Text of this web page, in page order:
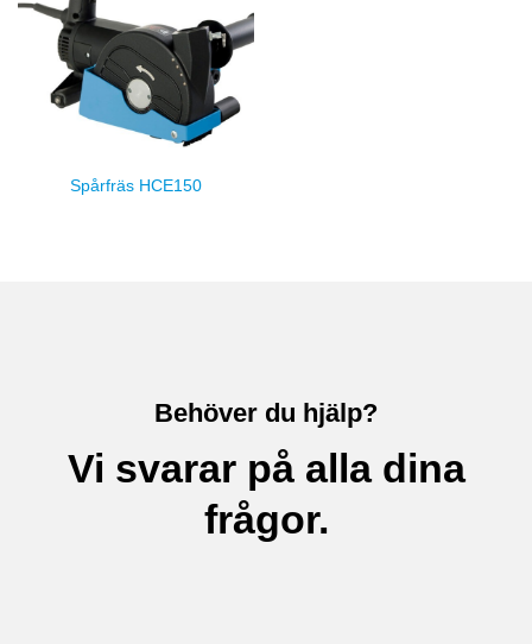
Spårfräs HCE150
Behöver du hjälp?
Vi svarar på alla dina
frågor.